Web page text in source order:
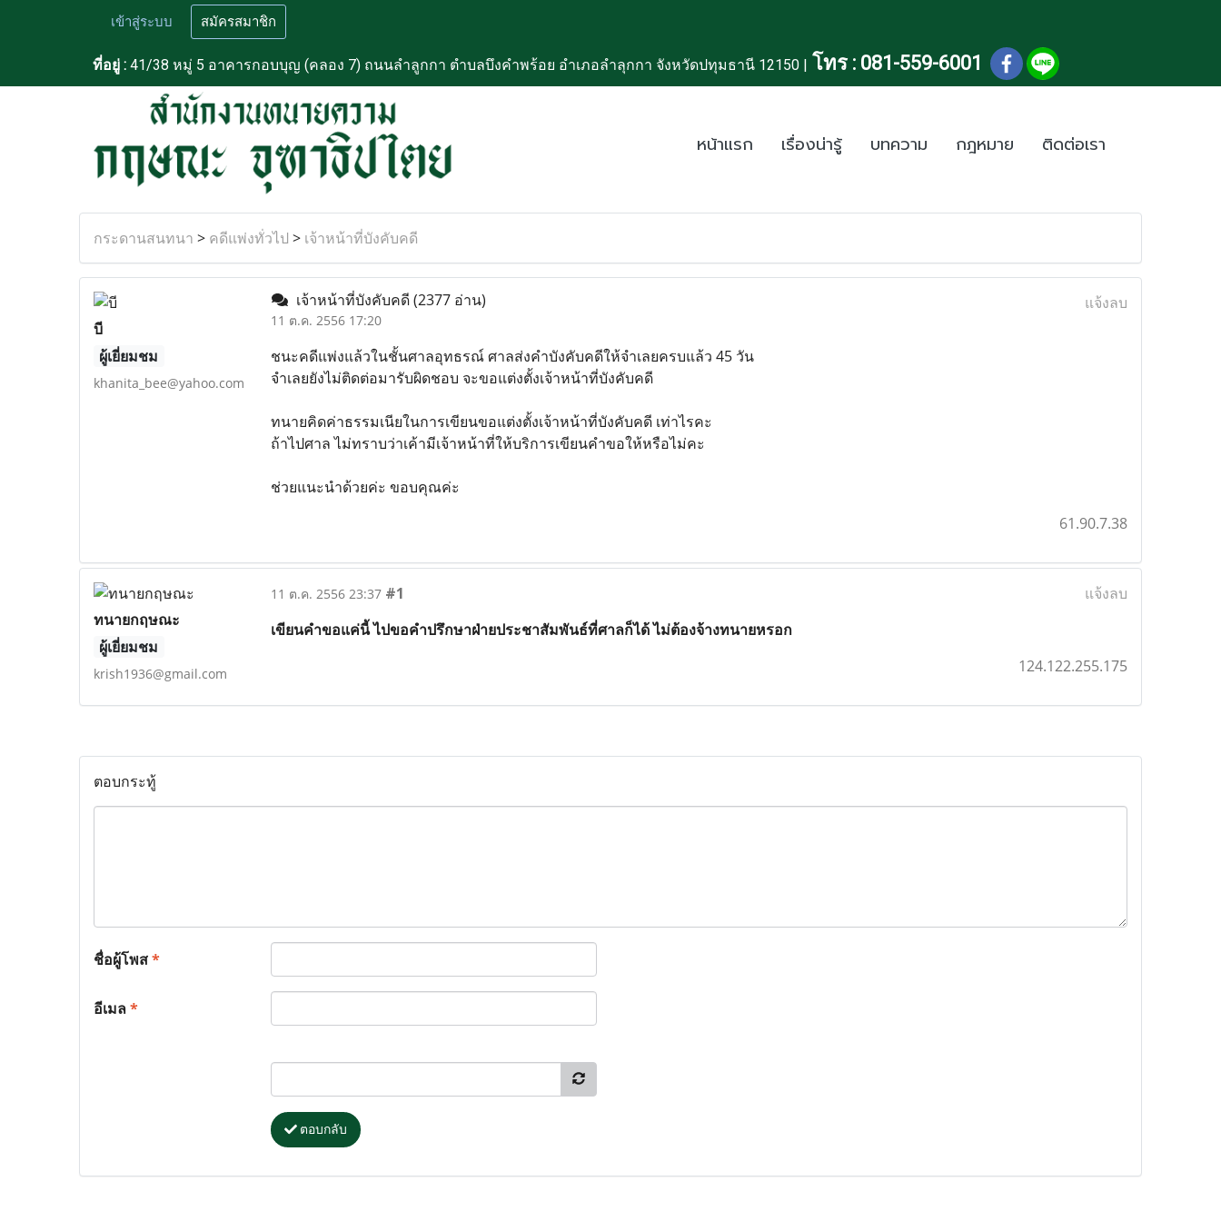
เข้าสู่ระบบ สมัครสมาชิก
ที่อยู่ : 41/38 หมู่ 5 อาคารกอบบุญ (คลอง 7) ถนนลำลูกกา ตำบลบึงคำพร้อย อำเภอลำลุกกา จังหวัดปทุมธานี 12150 | โทร : 081-559-6001
หน้าแรก เรื่องน่ารู้ บทความ กฎหมาย ติดต่อเรา
กระดานสนทนา > คดีแพ่งทั่วไป > เจ้าหน้าที่บังคับคดี
บี
ผู้เยี่ยมชม
khanita_bee@yahoo.com
เจ้าหน้าที่บังคับคดี(2377 อ่าน)
11 ต.ค. 2556 17:20
แจ้งลบ
ชนะคดีแพ่งแล้วในชั้นศาลอุทธรณ์ ศาลส่งคำบังคับคดีให้จำเลยครบแล้ว 45 วัน
จำเลยยังไม่ติดต่อมารับผิดชอบ จะขอแต่งตั้งเจ้าหน้าที่บังคับคดี
ทนายคิดค่าธรรมเนียในการเขียนขอแต่งตั้งเจ้าหน้าที่บังคับคดี เท่าไรคะ
ถ้าไปศาล ไม่ทราบว่าเค้ามีเจ้าหน้าที่ให้บริการเขียนคำขอให้หรือไม่คะ
ช่วยแนะนำด้วยค่ะ ขอบคุณค่ะ
61.90.7.38
ทนายกฤษณะ
ผู้เยี่ยมชม
krish1936@gmail.com
11 ต.ค. 2556 23:37 #1
แจ้งลบ
เขียนคำขอแค่นี้ ไปขอคำปรึกษาฝ่ายประชาสัมพันธ์ที่ศาลก็ได้ ไม่ต้องจ้างทนายหรอก
124.122.255.175
ตอบกระทู้
ชื่อผู้โพส*
อีเมล*
ตอบกลับ